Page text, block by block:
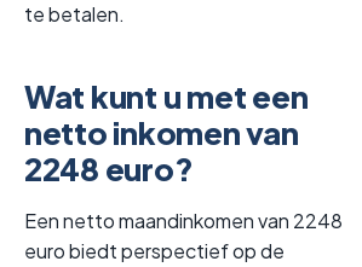
te betalen.
Wat kunt u met een
netto inkomen van
2248 euro?
Een netto maandinkomen van 2248
euro biedt perspectief op de